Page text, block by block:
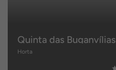
Quinta das Buganvílias
Horta